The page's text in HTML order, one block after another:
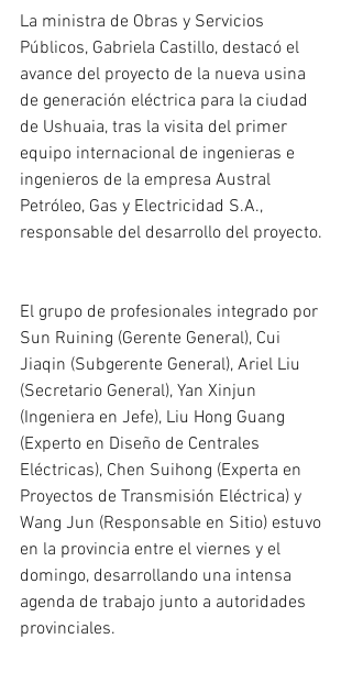
La ministra de Obras y Servicios
Públicos, Gabriela Castillo, destacó el
avance del proyecto de la nueva usina
de generación eléctrica para la ciudad
de Ushuaia, tras la visita del primer
equipo internacional de ingenieras e
ingenieros de la empresa Austral
Petróleo, Gas y Electricidad S.A.,
responsable del desarrollo del proyecto.
El grupo de profesionales integrado por
Sun Ruining (Gerente General), Cui
Jiaqin (Subgerente General), Ariel Liu
(Secretario General), Yan Xinjun
(Ingeniera en Jefe), Liu Hong Guang
(Experto en Diseño de Centrales
Eléctricas), Chen Suihong (Experta en
Proyectos de Transmisión Eléctrica) y
Wang Jun (Responsable en Sitio) estuvo
en la provincia entre el viernes y el
domingo, desarrollando una intensa
agenda de trabajo junto a autoridades
provinciales.